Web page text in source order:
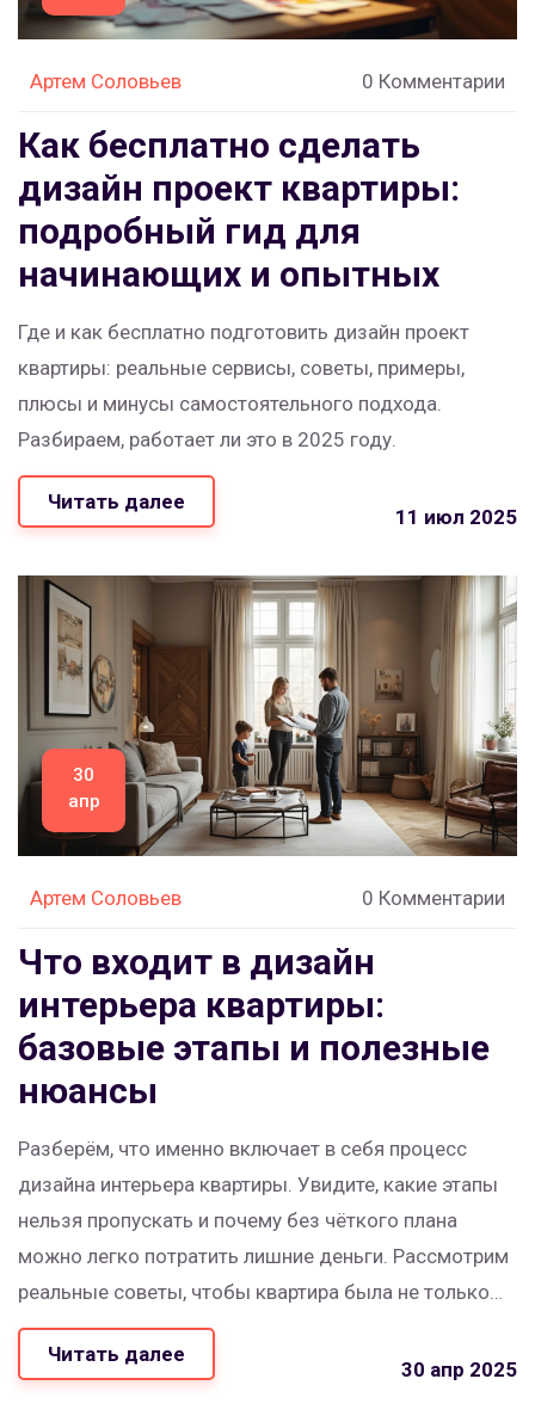
Артем Соловьев 0 Комментарии
Как бесплатно сделать
дизайн проект квартиры:
подробный гид для
начинающих и опытных
Где и как бесплатно подготовить дизайн проект
квартиры: реальные сервисы, советы, примеры,
плюсы и минусы самостоятельного подхода.
Разбираем, работает ли это в 2025 году.
Читать далее
11 июл 2025
30
апр
Артем Соловьев 0 Комментарии
Что входит в дизайн
интерьера квартиры:
базовые этапы и полезные
нюансы
Разберём, что именно включает в себя процесс
дизайна интерьера квартиры. Увидите, какие этапы
нельзя пропускать и почему без чёткого плана
можно легко потратить лишние деньги. Рассмотрим
реальные советы, чтобы квартира была не только
красивой, но и удобной для жизни. Без скучной
теории — только практические шаги и советы
Читать далее
30 апр 2025